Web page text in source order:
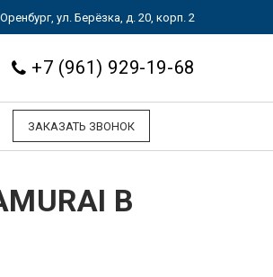
Оренбург, ул. Берёзка, д. 20, корп. 2
+7 (961) 929-19-68
ЗАКАЗАТЬ ЗВОНОК
В